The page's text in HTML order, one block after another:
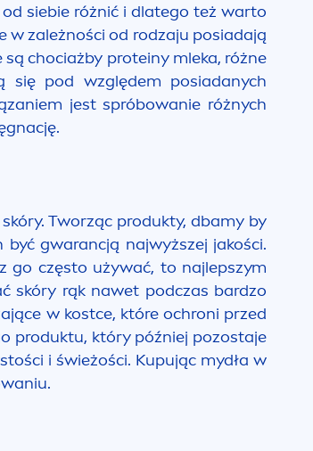
siebie różnić i dlatego też warto
w zależności od rodzaju posiadają
chociażby proteiny mleka, różne
się pod względem posiadanych
jest spróbowanie różnych
Tworząc produkty, dbamy by
gwarancją najwyższej jakości.
go często używać, to najlepszym
skóry rąk nawet podczas bardzo
w kostce, które ochroni przed
produktu, który później pozostaje
i świeżości. Kupując mydła w